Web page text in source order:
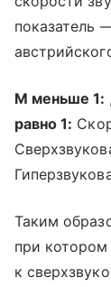
показатель
М меньше 1:
равно 1:
Таким
при
к